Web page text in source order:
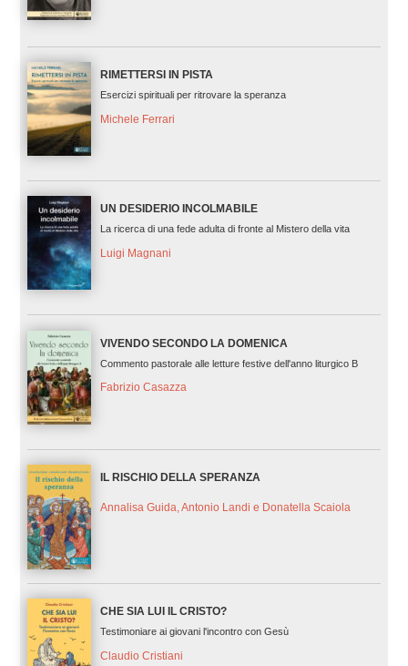
RIMETTERSI IN PISTA
Esercizi spirituali per ritrovare la speranza
Michele Ferrari
UN DESIDERIO INCOLMABILE
La ricerca di una fede adulta di fronte al Mistero della vita
Luigi Magnani
VIVENDO SECONDO LA DOMENICA
Commento pastorale alle letture festive dell'anno liturgico B
Fabrizio Casazza
IL RISCHIO DELLA SPERANZA
Annalisa Guida, Antonio Landi e Donatella Scaiola
CHE SIA LUI IL CRISTO?
Testimoniare ai giovani l'incontro con Gesù
Claudio Cristiani